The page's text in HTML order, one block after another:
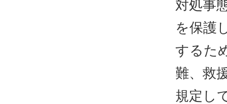
対処事
を保護
するた
難、救
規定し